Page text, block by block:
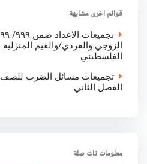
قوائم اخرى مشابهة
الزوجي والفردي/والقيم
الفلسطيني
تجميعات مسائل الضرب للصف
الفصل الثاني
معلومات ذات صلة